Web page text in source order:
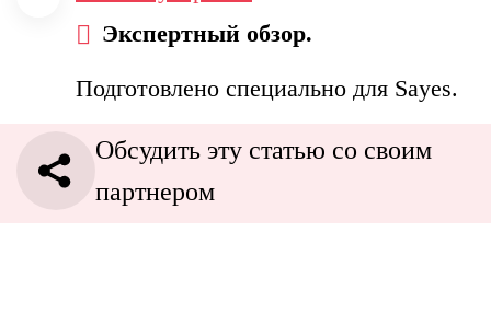
Экспертный обзор.
Подготовлено специально для Sayes.
Обсудить эту статью со своим
партнером